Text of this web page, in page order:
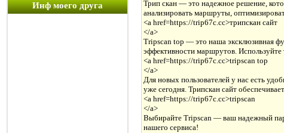
Инф моего друга
Трип скан — это надежное решение,
анализировать маршруты,
<a href=https://trip67c.cc>трипскан сайт
</a>
Tripscan top — это наша эксклюзивная
эффективности маршрутов.
<a href=https://trip67c.cc>tripscan top
</a>
Для новых пользователей у нас есть
уже сегодня. Трипскан сайт
<a href=https://trip67c.cc>tripscan
</a>
Выбирайте Tripscan — ваш надежный
нашего сервиса!